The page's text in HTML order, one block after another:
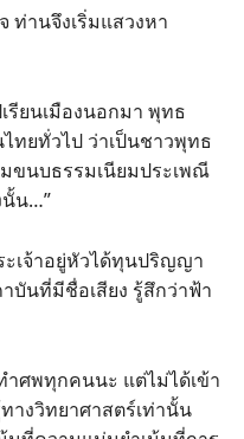
ท่านจึงเริ่มแสวงหา
เรียนเมืองนอกมา พุทธ
ทยทั่วไป ว่าเป็นชาวพุทธ
มขนบธรรมเนียมประเพณี
นั้น…”
เจ้าอยู่หัวได้ทุนปริญญา
บันที่มีชื่อเสียง รู้สึกว่าฟ้า
ำศพทุกคนนะ แต่ไม่ได้เข้า
างวิทยาศาสตร์เท่านั้น